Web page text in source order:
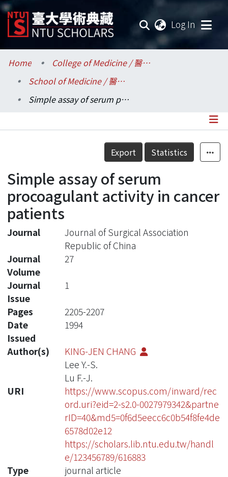
Log In
Communities & Collections
Research Outputs
Statistics
Home
College of Medicine / 醫學院
School of Medicine / 醫學系
Simple assay of serum procoagulant activity in cancer patients
Details
Export Statistics
Simple assay of serum
procoagulant activity in cancer
patients
Journal
Journal of Surgical Association
Republic of China
Journal
Volume
27
Journal
Issue
1
Pages
2205-2207
Date
Issued
1994
Author(s)
KING-JEN CHANG
Lee Y.-S.
Lu F.-J.
URI
https://www.scopus.com/inward/rec
ord.uri?eid=2-s2.0-0027979342&partne
rID=40&md5=0f6d5eecc6c0b54f8fe4de
6578d02e12
https://scholars.lib.ntu.edu.tw/handl
e/123456789/616883
Type
journal article